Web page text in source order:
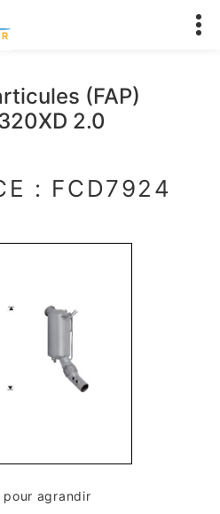
(FAP)
2.0
: FCD7924
pour agrandir